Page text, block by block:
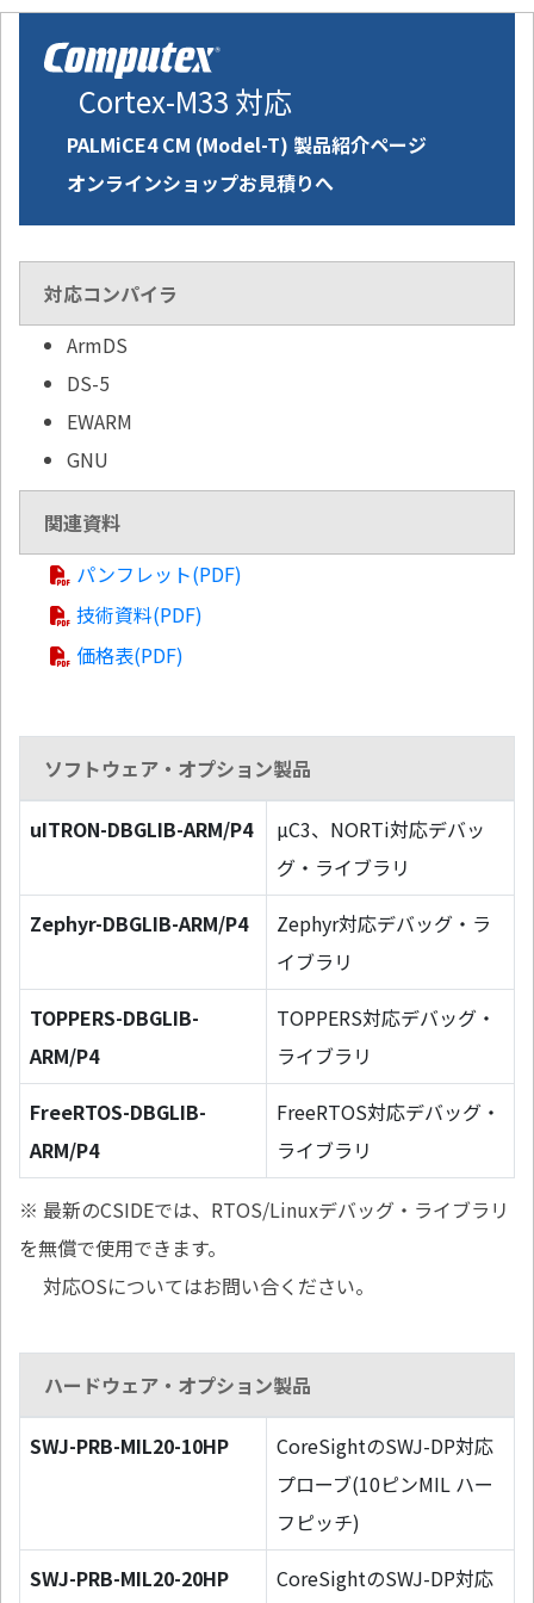
Cortex-M33 対応
PALMiCE4 CM (Model-T) 製品紹介ページ
オンラインショップお見積りへ
対応コンパイラ
ArmDS
DS-5
EWARM
GNU
関連資料
パンフレット(PDF)
技術資料(PDF)
価格表(PDF)
ソフトウェア・オプション製品
uITRON-DBGLIB-ARM/P4
µC3、NORTi対応デバッ
グ・ライブラリ
Zephyr-DBGLIB-ARM/P4
Zephyr対応デバッグ・ラ
イブラリ
TOPPERS-DBGLIB-
ARM/P4
TOPPERS対応デバッグ・
ライブラリ
FreeRTOS-DBGLIB-
ARM/P4
FreeRTOS対応デバッグ・
ライブラリ
※ 最新のCSIDEでは、RTOS/Linuxデバッグ・ライブラリ
を無償で使用できます。
対応OSについてはお問い合ください。
ハードウェア・オプション製品
SWJ-PRB-MIL20-10HP
CoreSightのSWJ-DP対応
プローブ(10ピンMIL ハー
フピッチ)
SWJ-PRB-MIL20-20HP
CoreSightのSWJ-DP対応